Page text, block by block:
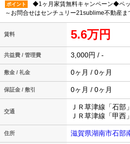
ポイント
◆1ヶ月家賃無料キャンペーン◆ペ
～お問合せはセンチュリー21sublime不動産ま
賃料 5.6万円
共益費 / 管理費 3,000円 / -
敷金 / 礼金 0ヶ月 / 0ヶ月
保証金 / 敷引 0ヶ月 / 0ヶ月
交通
ＪＲ草津線「石部
ＪＲ草津線「甲西
住所 滋賀県湖南市石部